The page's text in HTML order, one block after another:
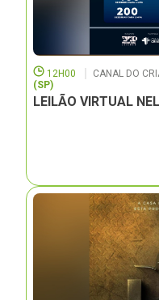
12H00 CANAL DO
(SP)
LEILÃO VIRTUAL